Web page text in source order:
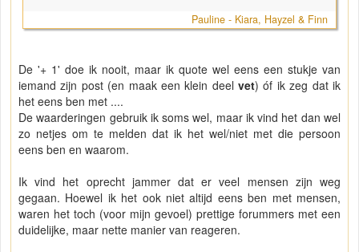
Pauline - Kiara, Hayzel & Finn
De '+ 1' doe ik nooit, maar ik quote wel eens een stukje van
iemand zijn post (en maak een klein deelvet) óf ik zeg dat ik
het eens ben met ....
De waarderingen gebruik ik soms wel, maar ik vind het dan wel
zo netjes om te melden dat ik het wel/niet met die persoon
eens ben en waarom.
Ik vind het oprecht jammer dat er veel mensen zijn weg
gegaan. Hoewel ik het ook niet altijd eens ben met mensen,
waren het toch (voor mijn gevoel) prettige forummers met een
duidelijke, maar nette manier van reageren.